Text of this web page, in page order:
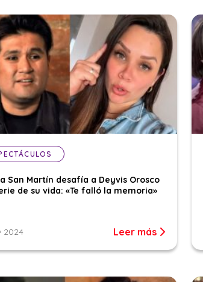
San Martín desafía a Deyvis Orosco
de su vida: «Te falló la memoria»
2024 Leer más